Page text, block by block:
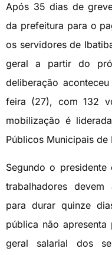
Após 35 dias de
da prefeitura para o
os servidores de
geral a partir do
deliberação
feira (27), com 132
mobilização é
Públicos Municipais de
Segundo o
trabalhadores
para durar quinze
pública não
geral salarial dos